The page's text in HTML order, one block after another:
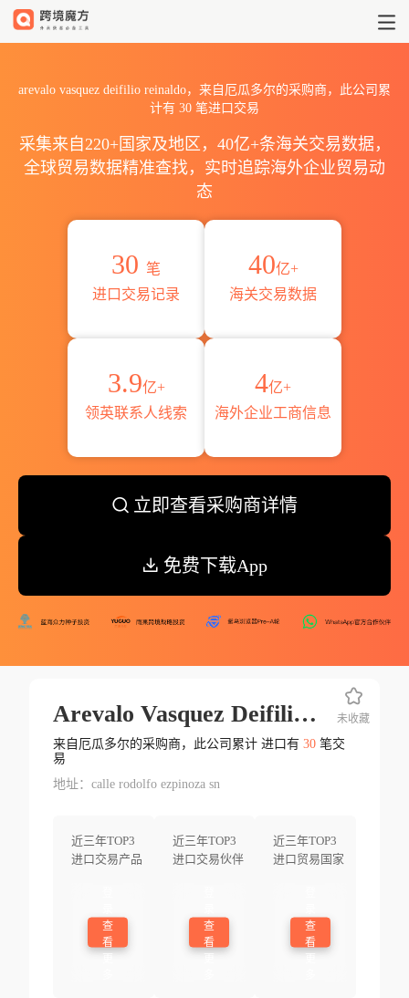
arevalo vasquez deifilio reinaldo，来自厄瓜多尔的采购商，此公司累
计有 30 笔进口交易
采集来自220+国家及地区，40亿+条海关交易数据，
全球贸易数据精准查找，实时追踪海外企业贸易动
态
30 笔
进口交易记录
40亿+
海关交易数据
3.9亿+
领英联系人线索
4亿+
海外企业工商信息
立即查看采购商详情
免费下载App
Arevalo Vasquez Deifilio Reinaldo
来自厄瓜多尔的采购商，此公司累计 进口有 30笔交
易
地址：calle rodolfo ezpinoza sn
近三年TOP3
进口交易产品
查
看
近三年TOP3
进口交易伙伴
查
看
近三年TOP3
进口贸易国家
查
看
未收藏